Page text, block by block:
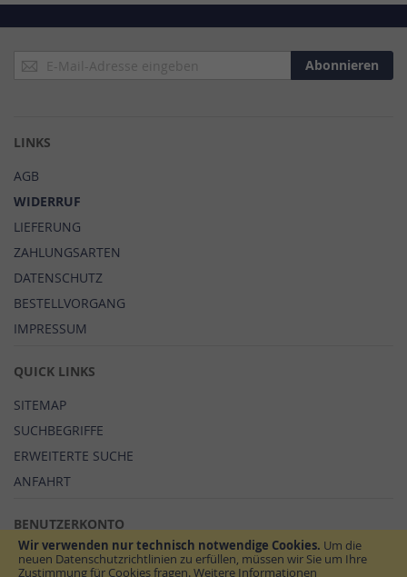
Wir verwenden nur technisch notwendige Cookies. Um die
neuen Datenschutzrichtlinien zu erfüllen, müssen wir Sie um Ihre
Zustimmung für Cookies fragen.Weitere Informationen
Anmeldung
zum
Abonnieren
LINKS
AGB
WIDERRUF
LIEFERUNG
ZAHLUNGSARTEN
DATENSCHUTZ
BESTELLVORGANG
IMPRESSUM
QUICK LINKS
SITEMAP
SUCHBEGRIFFE
ERWEITERTE SUCHE
ANFAHRT
BENUTZERKONTO
MEIN BENUTZERKONTO